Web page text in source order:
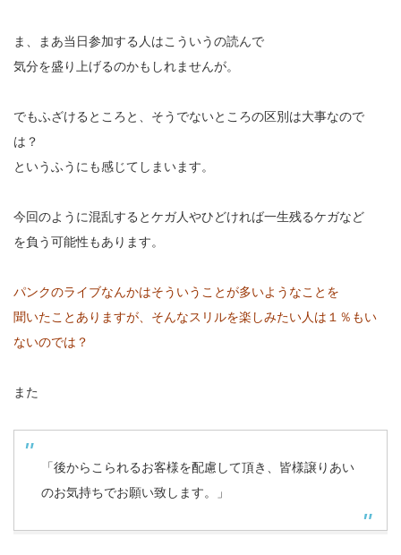
ま、まあ当日参加する人はこういうの読んで
気分を盛り上げるのかもしれませんが。
でもふざけるところと、そうでないところの区別は大事なので
は？
というふうにも感じてしまいます。
今回のように混乱するとケガ人やひどければ一生残るケガなど
を負う可能性もあります。
パンクのライブなんかはそういうことが多いようなことを
聞いたことありますが、そんなスリルを楽しみたい人は１％もい
ないのでは？
また
「後からこられるお客様を配慮して頂き、皆様譲りあい
のお気持ちでお願い致します。」